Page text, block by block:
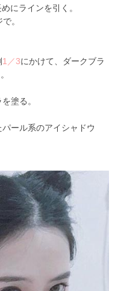
にラインを引く。
。
1／3にかけて、ダークブラ
塗る。
ール系のアイシャドウ